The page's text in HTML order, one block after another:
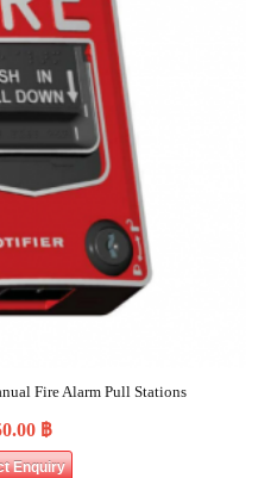
Fire Alarm Pull Stations
฿
Enquiry